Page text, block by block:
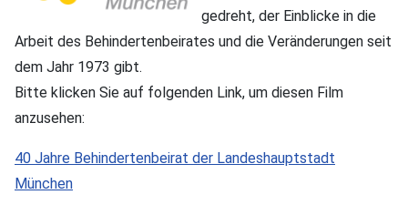
gedreht, der Einblicke in die
Arbeit des Behindertenbeirates und die Veränderungen seit
dem Jahr 1973 gibt.
Bitte klicken Sie auf folgenden Link, um diesen Film
anzusehen:
40 Jahre Behindertenbeirat der Landeshauptstadt
München